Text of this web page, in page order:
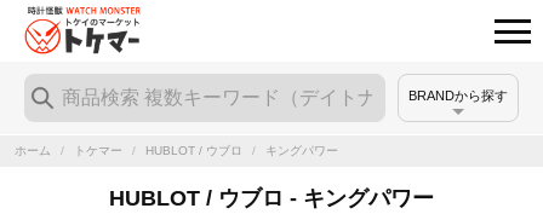
BRANDから探す
ホーム / トケマー / HUBLOT / ウブロ / キングパワー
HUBLOT / ウブロ - キングパワー